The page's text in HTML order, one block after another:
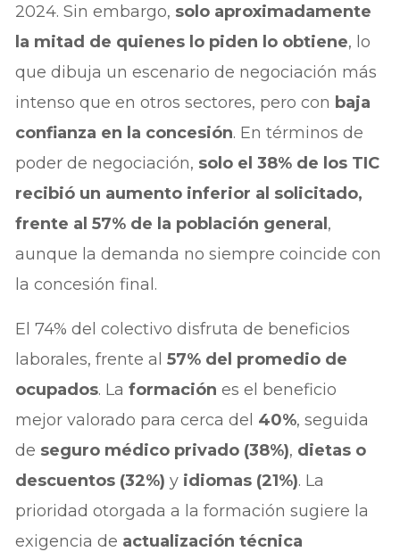
2024. Sin embargo, solo aproximadamente
la mitad de quienes lo piden lo obtiene, lo
que dibuja un escenario de negociación más
intenso que en otros sectores, pero con baja
confianza en la concesión. En términos de
poder de negociación, solo el 38% de los TIC
recibió un aumento inferior al solicitado,
frente al 57% de la población general ,
aunque la demanda no siempre coincide con
la concesión final.
El 74% del colectivo disfruta de beneficios
laborales, frente al57% del promedio de
ocupados. Laformación es el beneficio
mejor valorado para cerca del 40%, seguida
de seguro médico privado (38%), dietas o
descuentos (32%) y idiomas (21%). La
prioridad otorgada a la formación sugiere la
exigencia de actualización técnica